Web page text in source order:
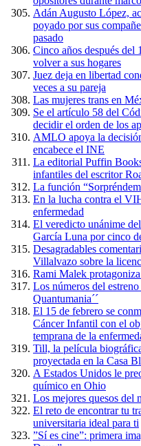
Adán Augusto López,
poyado por sus
pasado
Cinco años después del
volver a sus hogares
Juez deja en libertad
veces a su pareja
Las mujeres trans en
Se el artículo 58 del
decidir el orden de los
AMLO apoya la
encabece el INE
La editorial Puffin
infantiles del escritor
La función
En la lucha contra el
enfermedad
El veredicto unánime
García Luna por cinco
Desagradables
Villalvazo sobre la
Rami Malek
Los números del
Quantumania´´
El 15 de febrero se
Cáncer Infantil con el
temprana de la
Till, la película
proyectada en la Casa
A Estados Unidos le
químico en Ohio
Los mejores quesos del
El reto de encontrar tu
universitaria ideal para ti
”Sí es cine”: primera